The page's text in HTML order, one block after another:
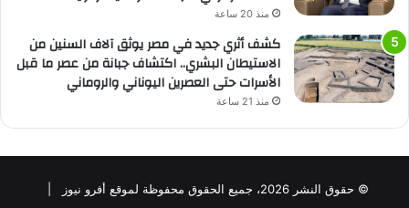
منذ 20 ساعة
كشف أثري جديد في مصر يوثق آلاف السنين من
الاستيطان البشري.. اكتشاف جبانة من عصر ما قبل
الأسرات حتى العصرين اليوناني والروماني
منذ 21 ساعة
© حقوق النشر 2026، جميع الحقوق محفوظة لموقع أفرو نيوز |